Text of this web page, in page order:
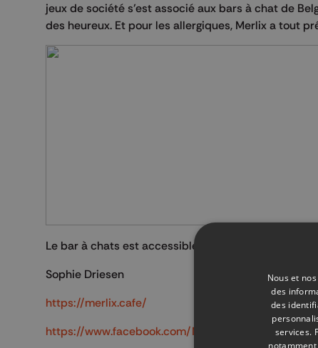
jeux de société s’est associé aux bars à chat de
des heureux. Et pour les allergiques, Merlix a tout
Le bar à chats est accessible du mardi au samedi
Sophie Driesen
https://merlix.cafe/
https://www.facebook.com/MerlixCatsCafe/
Nous et
des
des
services.